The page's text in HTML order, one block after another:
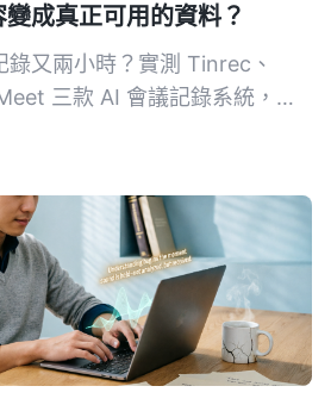
成真正可用的資料？
錄又兩小時？實測 Tinrec、
三款 AI 會議記錄系統，從